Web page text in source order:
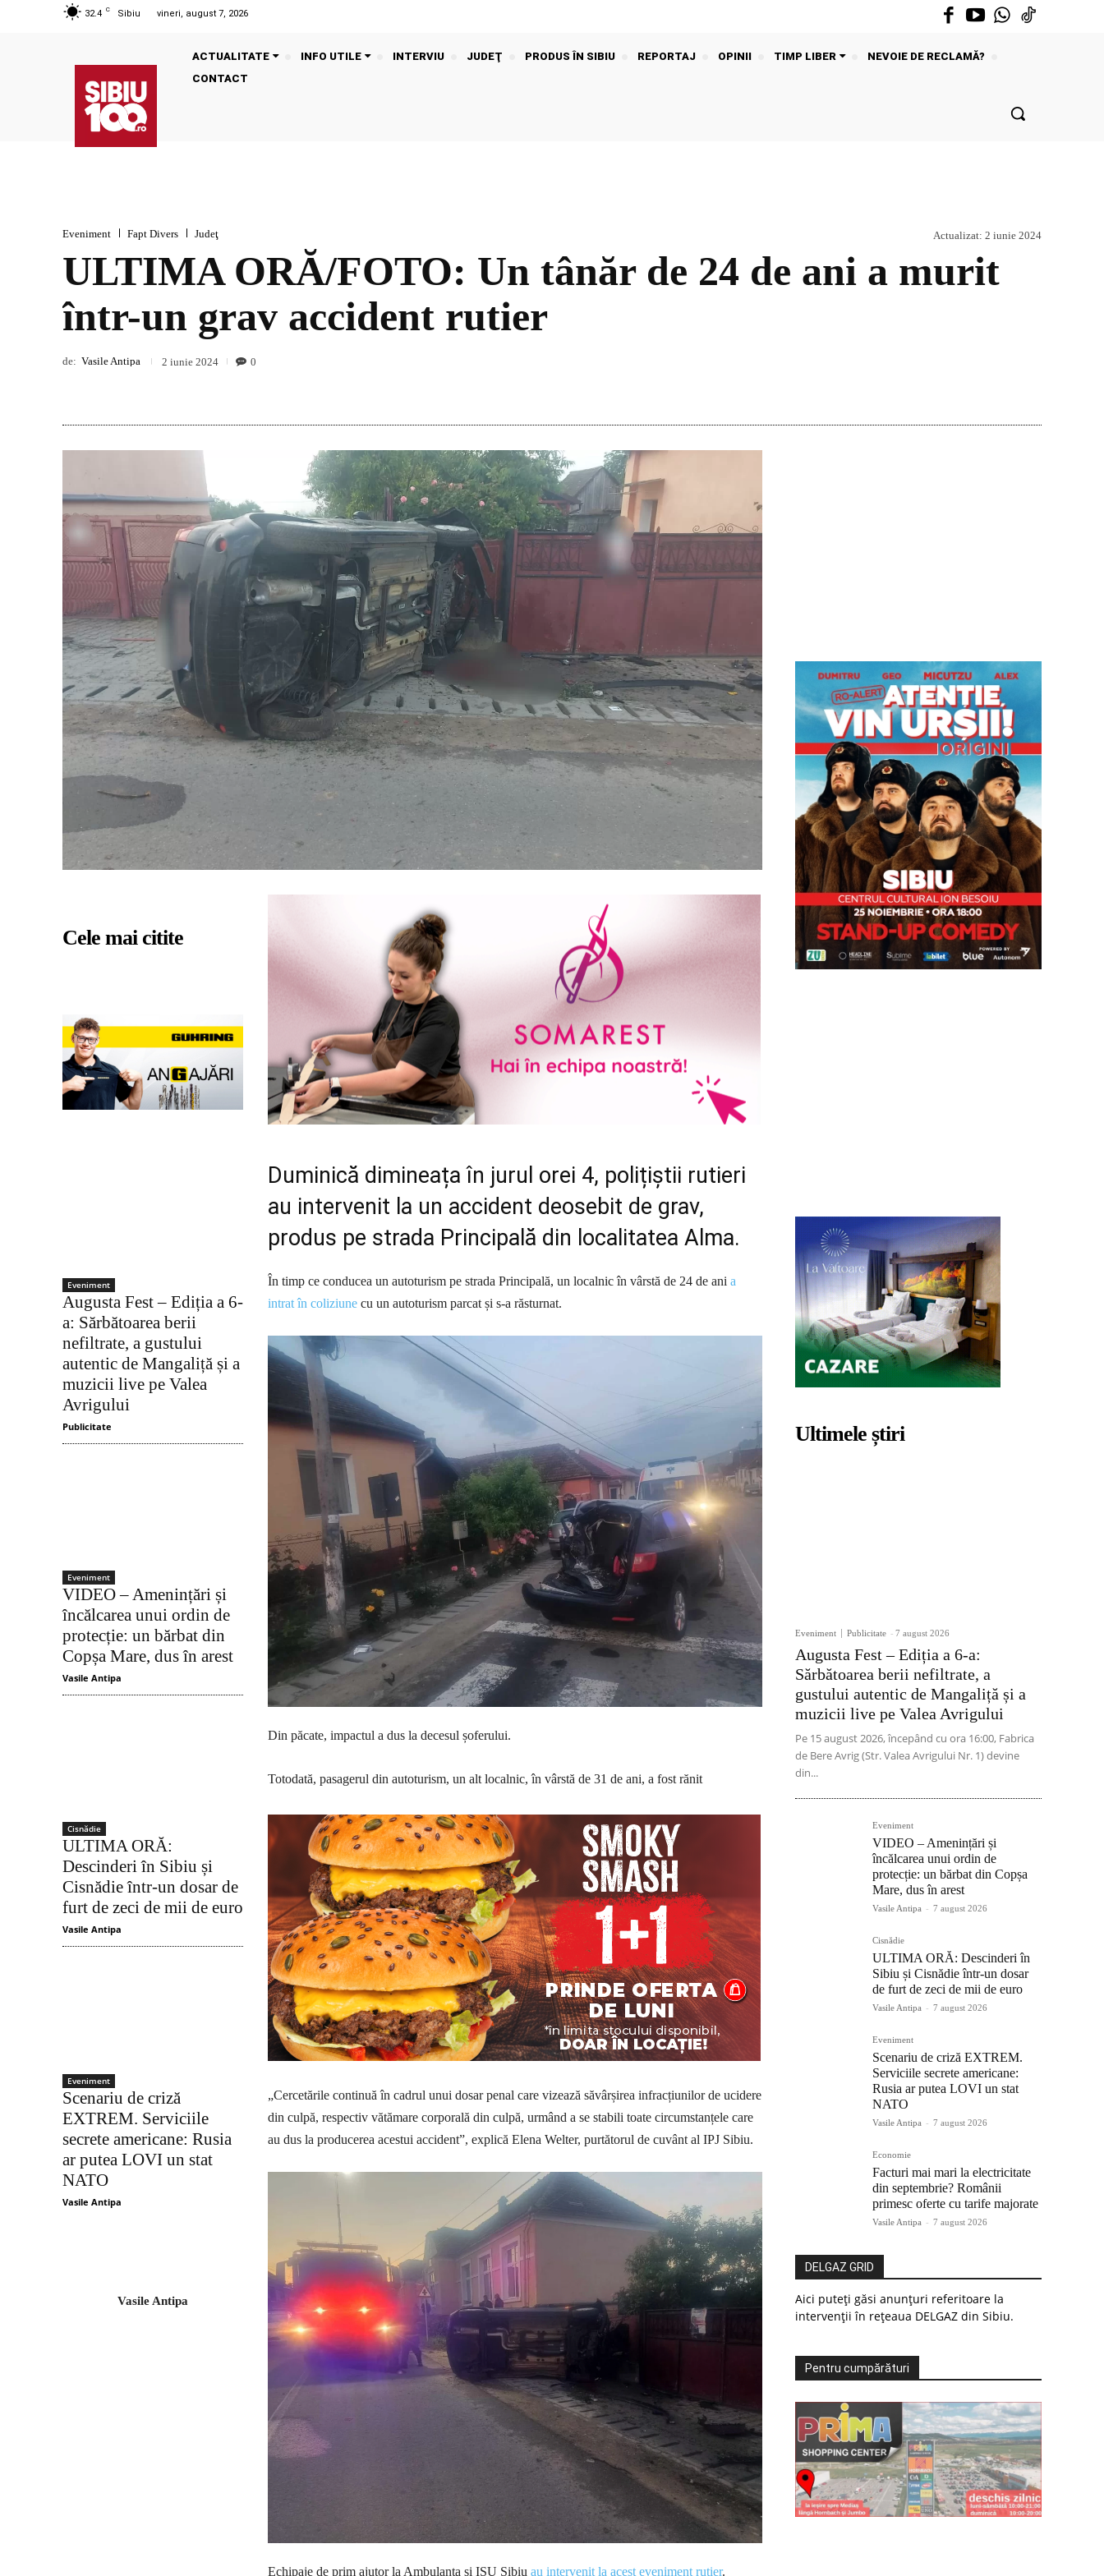
32.4 C Sibiu vineri, august 7, 2026
ACTUALITATE INFO UTILE INTERVIU JUDEŢ PRODUS ÎN SIBIU REPORTAJ OPINII TIMP LIBER
NEVOIE DE RECLAMĂ?
CONTACT
Eveniment Fapt Divers Judeţ Actualizat: 2 iunie 2024
ULTIMA ORĂ/FOTO: Un tânăr de 24 de ani a murit
într-un grav accident rutier
de: Vasile Antipa 2 iunie 2024 0
Cele mai citite
Eveniment
Augusta Fest – Ediția a 6-
a: Sărbătoarea berii
nefiltrate, a gustului
autentic de Mangaliță și a
muzicii live pe Valea
Avrigului
Publicitate
Eveniment
VIDEO – Amenințări și
încălcarea unui ordin de
protecție: un bărbat din
Copșa Mare, dus în arest
Vasile Antipa
Cisnădie
ULTIMA ORĂ:
Descinderi în Sibiu și
Cisnădie într-un dosar de
furt de zeci de mii de euro
Vasile Antipa
Eveniment
Scenariu de criză
EXTREM. Serviciile
secrete americane: Rusia
ar putea LOVI un stat
NATO
Vasile Antipa
Vasile Antipa
Duminică dimineața în jurul orei 4, polițiștii rutieri
au intervenit la un accident deosebit de grav,
produs pe strada Principală din localitatea Alma.
În timp ce conducea un autoturism pe strada Principală, un localnic în vârstă de 24 de ani a
intrat în coliziune cu un autoturism parcat și s-a răsturnat.
Din păcate, impactul a dus la decesul șoferului.
Totodată, pasagerul din autoturism, un alt localnic, în vârstă de 31 de ani, a fost rănit
„Cercetările continuă în cadrul unui dosar penal care vizează săvârșirea infracțiunilor de ucidere
din culpă, respectiv vătămare corporală din culpă, urmând a se stabili toate circumstanțele care
au dus la producerea acestui accident”, explică Elena Welter, purtătorul de cuvânt al IPJ Sibiu.
Echipaje de prim ajutor la Ambulanța și ISU Sibiu au intervenit la acest eveniment rutier.
Ultimele știri
Eveniment Publicitate - 7 august 2026
Augusta Fest – Ediția a 6-a:
Sărbătoarea berii nefiltrate, a
gustului autentic de Mangaliță și a
muzicii live pe Valea Avrigului
Pe 15 august 2026, începând cu ora 16:00, Fabrica
de Bere Avrig (Str. Valea Avrigului Nr. 1) devine
din...
Eveniment
VIDEO – Amenințări și
încălcarea unui ordin de
protecție: un bărbat din Copșa
Mare, dus în arest
Vasile Antipa - 7 august 2026
Cisnădie
ULTIMA ORĂ: Descinderi în
Sibiu și Cisnădie într-un dosar
de furt de zeci de mii de euro
Vasile Antipa - 7 august 2026
Eveniment
Scenariu de criză EXTREM.
Serviciile secrete americane:
Rusia ar putea LOVI un stat
NATO
Vasile Antipa - 7 august 2026
Economie
Facturi mai mari la electricitate
din septembrie? Românii
primesc oferte cu tarife majorate
Vasile Antipa - 7 august 2026
DELGAZ GRID
Aici puteți găsi anunțuri referitoare la
intervenții în rețeaua DELGAZ din Sibiu.
Pentru cumpărături